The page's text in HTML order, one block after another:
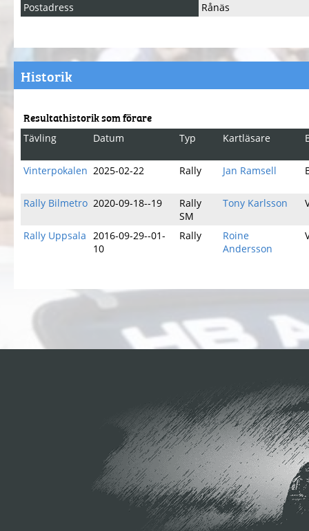
Postadress
Rånäs
Historik
Resultathistorik som förare
Tävling Datum Typ Kartläsare
Vinterpokalen 2025-02-22 Rally Jan Ramsell
Rally Bilmetro 2020-09-18--19
Rally
SM
Tony Karlsson
Rally Uppsala 2016-09-29--01-
10
Rally
Roine
Andersson